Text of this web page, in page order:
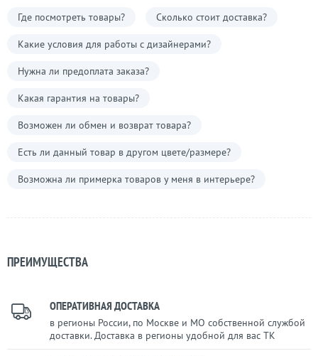
Где посмотреть товары? Сколько стоит доставка?
Какие условия для работы с дизайнерами?
Нужна ли предоплата заказа?
Какая гарантия на товары?
Возможен ли обмен и возврат товара?
Есть ли данный товар в другом цвете/размере?
Возможна ли примерка товаров у меня в интерьере?
ПРЕИМУЩЕСТВА
ОПЕРАТИВНАЯ ДОСТАВКА
в регионы России, по Москве и МО собственной службой
доставки. Доставка в регионы удобной для вас ТК